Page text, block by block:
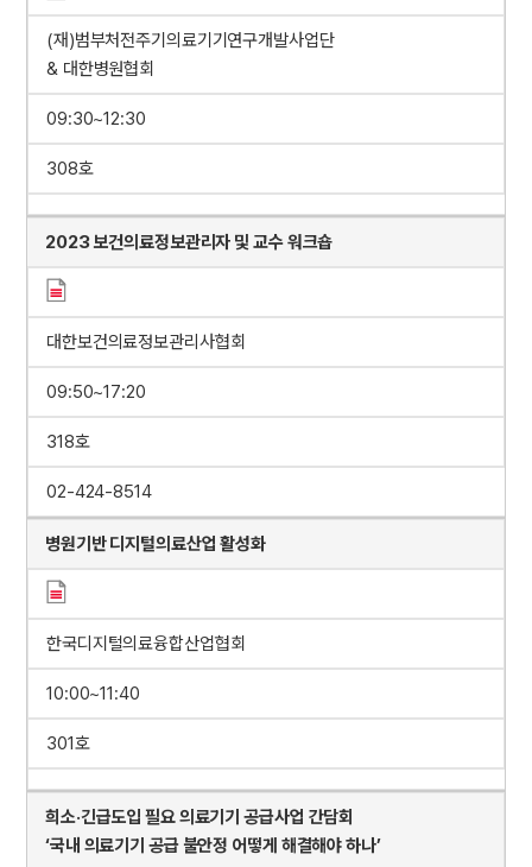
(재)범부처전주기의료기기연구개발사업단
& 대한병원협회
09:30~12:30
308호
2023 보건의료정보관리자 및 교수 워크숍
대한보건의료정보관리사협회
09:50~17:20
318호
02-424-8514
병원기반 디지털의료산업 활성화
한국디지털의료융합산업협회
10:00~11:40
301호
희소·긴급도입 필요 의료기기 공급사업 간담회
‘국내 의료기기 공급 불안정 어떻게 해결해야 하나’